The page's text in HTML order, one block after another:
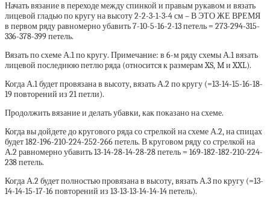
Начать вязание в переходе между спинкой и правым рукавом и вязать
лицевой гладью по кругу на высоту 2-2-3-1-3-4 см – В ЭТО ЖЕ ВРЕМЯ
в первом ряду равномерно убавить 7-10-5-16-2-13 петель = 273-294-315-
336-378-399 петель.
Вязать по схеме А.1 по кругу. Примечание: в 6-м ряду схемы А.1 вязать
лицевой последнюю петлю ряда (относится к размерам XS, M и XXL).
Когда А.1 будет провязана в высоту, вязать А.2 по кругу (=13-14-15-16-18-
19 повторений из 21 петли).
Продолжить вязание и делать убавки, как показано на схеме.
Когда вы дойдете до кругового ряда со стрелкой на схеме А.2, на спицах
будет 182-196-210-224-252-266 петель. В круговом ряду со стрелкой на
А.2 равномерно убавить 13-14-28-14-28-28 петель = 169-182-182-210-224-
238 петель.
Когда А.2 будет полностью провязана в высоту, вязать А.3 по кругу (=13-
14-14-15-17-16 повторений из 13-13-13-14-14-14 петель).